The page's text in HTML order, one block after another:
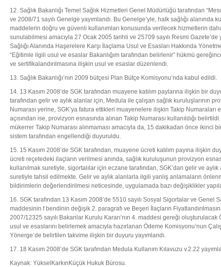
12. Sağlık Bakanlığı Temel Sağlık Hizmetleri Genel Müdürlüğü tarafından
ve 2008/71 sayılı Genelge yayımlandı. Bu Genelge’yle, halk sağlığı alanında
maddelerin doğru ve güvenli kullanımları konusunda verilecek hizmetlerin
sunulabilmesi amacıyla 27 Ocak 2005 tarihli ve 25709 sayılı Resmi
Sağlığı Alanında Haşerelere Karşı İlaçlama Usul ve Esasları Hakkında
“Eğitimle ilgili usul ve esaslar Bakanlığım tarafından belirlenir” hükmü
ve sertifikalandırılmasına ilişkin usul ve esaslar düzenlendi.
13. Sağlık Bakanlığı’nın 2009 bütçesi Plan Bütçe Komisyonu’nda kabul edildi.
14. 13 Kasım 2008’de SGK tarafından muayene katılım paylarına ilişkin bir
tarafından gelir ve aylık alanlar için, Medula ile çalışan sağlık kuruluşlarının
Numarası yerine, SGK’ya fatura ettikleri muayenelere ilişkin Takip Numaraları
açısından ise, provizyon esnasında alınan Takip Numarası kullanıldığı
mükerrer Takip Numarası alınmaması amacıyla da, 15 dakikadan önce ikinci
sistem tarafından engellendiği duyuruldu.
15. 15 Kasım 2008’de SGK tarafından, muayene ücreti katılım payına ilişkin
ücreti reçetedeki ilaçların verilmesi anında, sağlık kuruluşunun provizyon
kullanılmak suretiyle, sigortalılar için eczane tarafından, SGK’dan gelir ve
suretiyle tahsil edilmekte. Gelir ve aylık alanlarla ilgili yanlış anlamaların
bildirimlerin değerlendirilmesi neticesinde, uygulamada bazı değişiklikler
16. SGK tarafından 13 Kasım 2008’de 5510 sayılı Sosyal Sigortalar ve Genel
maddesinin f bendinin değişik 2. paragrafı ve Beşeri İlaçların
2007/12325 sayılı Bakanlar Kurulu Kararı’nın 4. maddesi gereği oluşturulacak
usul ve esaslarını belirlemek amacıyla hazırlanan Ödeme Komisyonu’nun
Yönerge’de belirtilen takvime ilişkin bir duyuru yayımlandı.
17. 18 Kasım 2008’de SGK tarafından Medula Kullanım Kılavuzu v.2.22
Kaynak: YükselKarkınKüçük Hukuk Bürosu.